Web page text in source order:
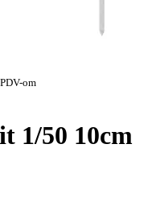
om
1/50 10cm